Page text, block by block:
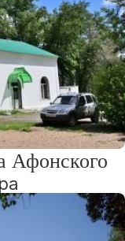
Афонского